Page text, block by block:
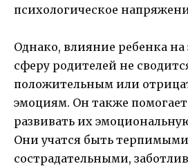
психологическое
Однако, влияние ребенка
сферу родителей не
положительным или
эмоциям. Он также
развивать их
Они учатся быть
сострадательными,